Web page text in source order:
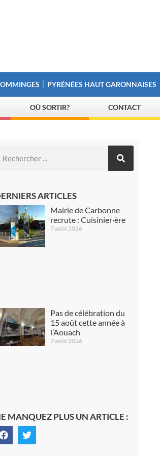
PYRÉNÉES HAUT GARONNAISES
OÙ SORTIR? CONTACT
ARTICLES
Mairie de Carbonne
recrute : Cuisinier·ère
7 août 2026
Pas de célébration du
15 août cette année à
l’Aouach
7 août 2026
MANQUEZ PLUS UN ARTICLE :